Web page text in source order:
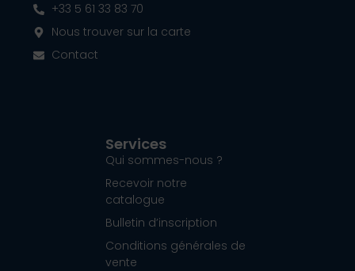
Services
Qui sommes-nous ?
Recevoir notre
catalogue
Bulletin d’inscription
Conditions générales de
vente
+33 5 61 33 83 70
Nous trouver sur la carte
Contact